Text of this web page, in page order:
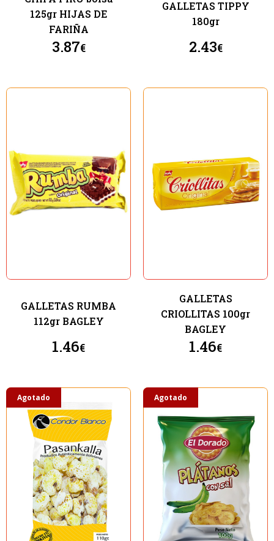
125gr HIJAS DE
FARIÑA
3.87€
GALLETAS TIPPY
180gr
2.43€
GALLETAS RUMBA
112gr BAGLEY
1.46€
GALLETAS
CRIOLLITAS 100gr
BAGLEY
1.46€
Agotado Agotado